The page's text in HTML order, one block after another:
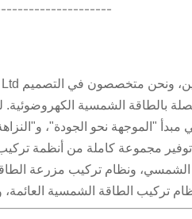
بالطاقة الشمسية
"الموجهة نحو الجودة"،
توفير مجموعة كاملة من أنظمة
ونظام تركيب مزرعة